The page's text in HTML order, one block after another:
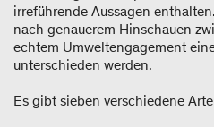
irreführende Aussagen
nach genauerem Hinschauen
echtem Umweltengagement
unterschieden werden.
Es gibt sieben verschiedene